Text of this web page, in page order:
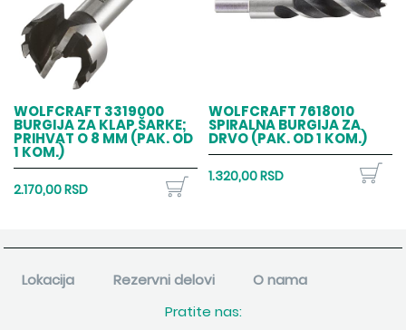
WOLFCRAFT 3319000
BURGIJA ZA KLAP ŠARKE;
PRIHVAT O 8 MM (PAK. OD
1 KOM.)
2.170,00 RSD
WOLFCRAFT 7618010
SPIRALNA BURGIJA ZA
DRVO (PAK. OD 1 KOM.)
1.320,00 RSD
Lokacija Rezervni delovi
O nama
Pratite nas: